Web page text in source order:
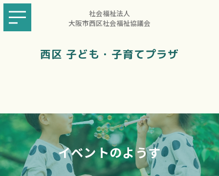
社会福祉法人
大阪市西区社会福祉協議会
西区 子ども・子育てプラザ
イベントのようす